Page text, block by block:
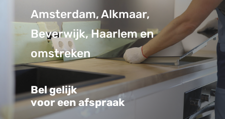
Amsterdam, Alkmaar,
Beverwijk, Haarlem en
omstreken
Bel gelijk
voor een afspraak